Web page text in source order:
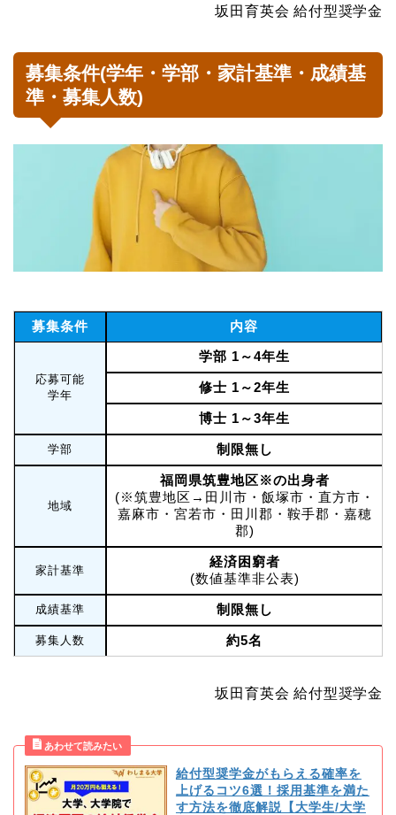
坂田育英会 給付型奨学金
募集条件(学年・学部・家計基準・成績基
準・募集人数)
募集条件 内容
応募可能
学年
学部 1～4年生
修士 1～2年生
博士 1～3年生
学部 制限無し
地域
福岡県筑豊地区※の出身者
(※筑豊地区→田川市・飯塚市・直方市・
嘉麻市・宮若市・田川郡・鞍手郡・嘉穂
郡)
家計基準
経済困窮者
(数値基準非公表)
成績基準 制限無し
募集人数 約5名
坂田育英会 給付型奨学金
給付型奨学金がもらえる確率を
上げるコツ6選！採用基準を満た
す方法を徹底解説【大学生/大学